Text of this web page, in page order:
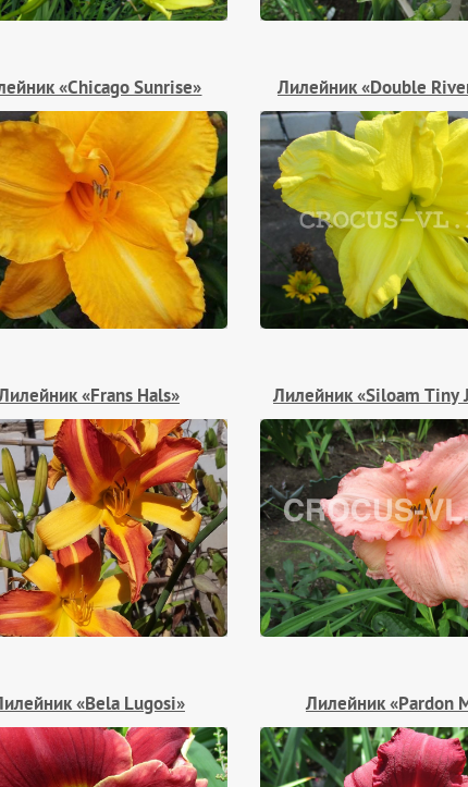
«Chicago Sunrise» Лилейник «Double
«Frans Hals» Лилейник «Siloam Tiny
«Bela Lugosi» Лилейник «Pardon